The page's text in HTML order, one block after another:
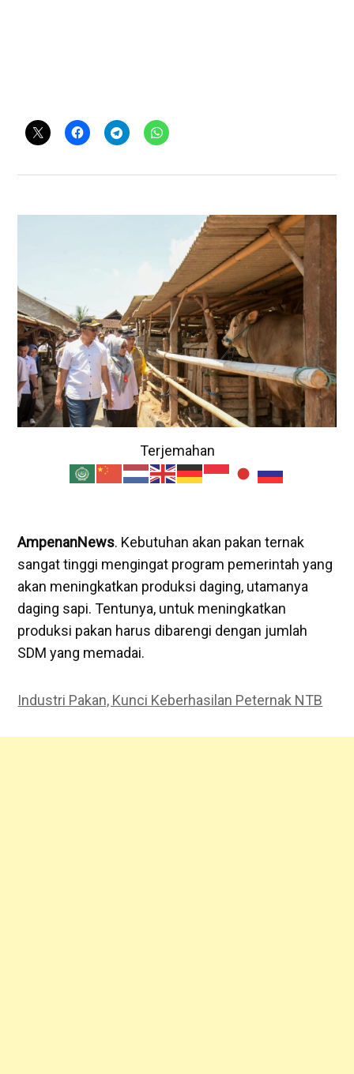
Terjemahan
AmpenanNews. Kebutuhan akan pakan ternak
sangat tinggi mengingat program pemerintah yang
akan meningkatkan produksi daging, utamanya
daging sapi. Tentunya, untuk meningkatkan
produksi pakan harus dibarengi dengan jumlah
SDM yang memadai.
Industri Pakan, Kunci Keberhasilan Peternak NTB